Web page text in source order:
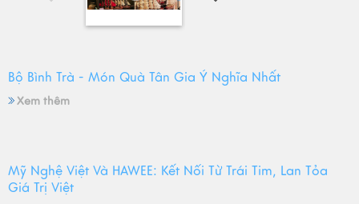
Bộ Bình Trà - Món Quà Tân Gia Ý Nghĩa Nhất
Xem thêm
Mỹ Nghệ Việt Và HAWEE: Kết Nối Từ Trái Tim, Lan Tỏa
Giá Trị Việt